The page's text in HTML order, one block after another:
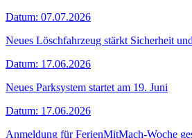
Datum: 07.07.2026
Neues Löschfahrzeug stärkt Sicherheit
Datum: 17.06.2026
Neues Parksystem startet am 19. Juni
Datum: 17.06.2026
Anmeldung für FerienMitMach-Woche